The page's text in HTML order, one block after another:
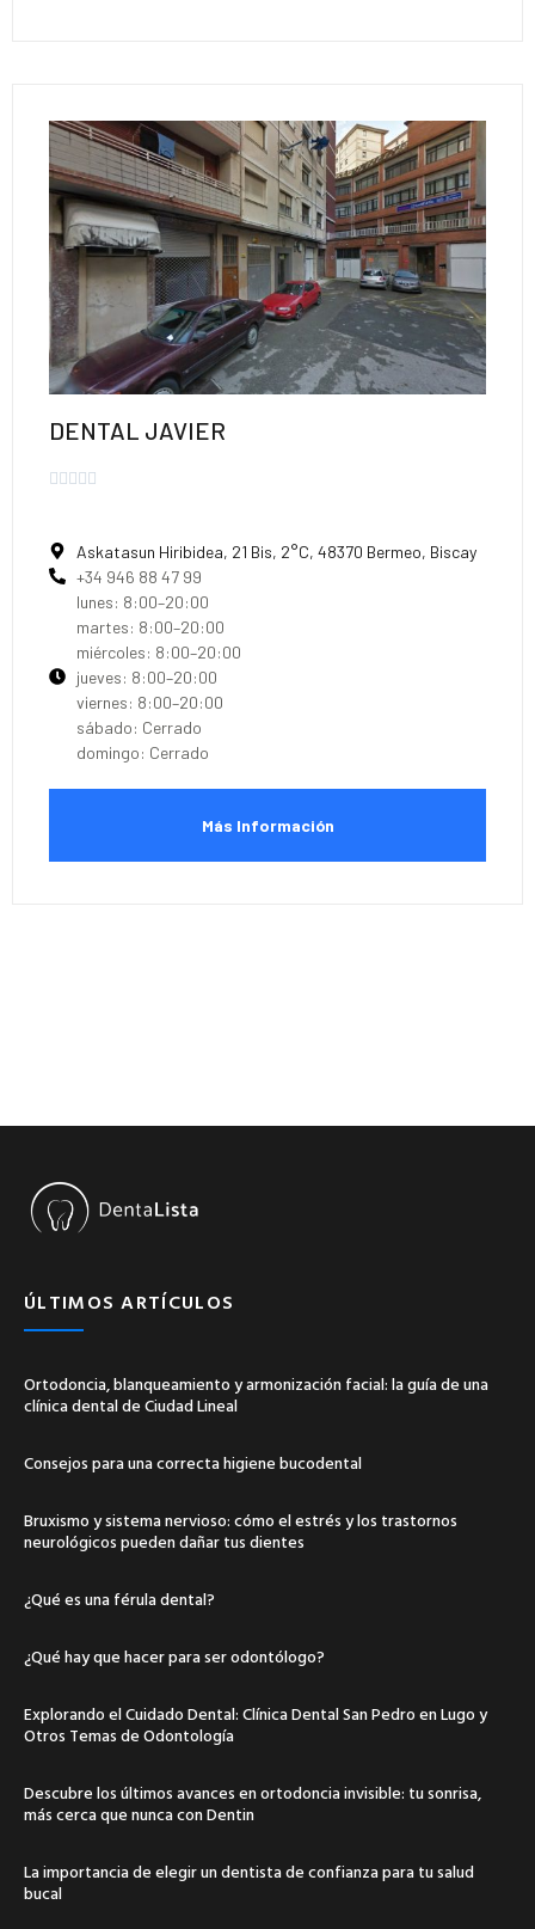
DENTAL JAVIER

Askatasun Hiribidea, 21 Bis, 2°C, 48370 Bermeo, Biscay
+34 946 88 47 99
lunes: 8:00–20:00
martes: 8:00–20:00
miércoles: 8:00–20:00
jueves: 8:00–20:00
viernes: 8:00–20:00
sábado: Cerrado
domingo: Cerrado
Más Información
ÚLTIMOS ARTÍCULOS
Ortodoncia, blanqueamiento y armonización facial: la guía de una
clínica dental de Ciudad Lineal
Consejos para una correcta higiene bucodental
Bruxismo y sistema nervioso: cómo el estrés y los trastornos
neurológicos pueden dañar tus dientes
¿Qué es una férula dental?
¿Qué hay que hacer para ser odontólogo?
Explorando el Cuidado Dental: Clínica Dental San Pedro en Lugo y
Otros Temas de Odontología
Descubre los últimos avances en ortodoncia invisible: tu sonrisa,
más cerca que nunca con Dentin
La importancia de elegir un dentista de confianza para tu salud
bucal